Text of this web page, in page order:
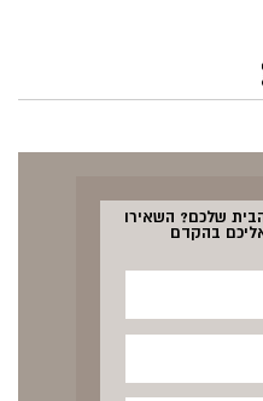
הבית שלכם? השאירו
בהקדם